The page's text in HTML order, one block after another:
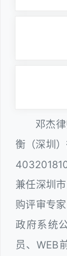
邓杰
衡（深圳
兼任深圳
购评审专
政府系统
员、WEB